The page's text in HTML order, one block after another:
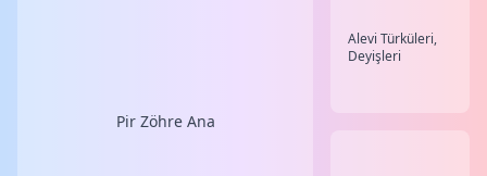
Pir Zöhre Ana
Alevi Türküleri,
Deyişleri